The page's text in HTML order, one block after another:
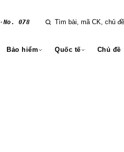
· No. 078
Bảo hiểm Quốc tế Chủ đề